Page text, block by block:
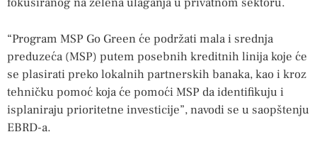
“Program MSP Go Green će podržati mala i srednja
preduzeća (MSP) putem posebnih kreditnih linija koje će
se plasirati preko lokalnih partnerskih banaka, kao i kroz
tehničku pomoć koja će pomoći MSP da identifikuju i
isplaniraju prioritetne investicije”, navodi se u saopštenju
EBRD-a.